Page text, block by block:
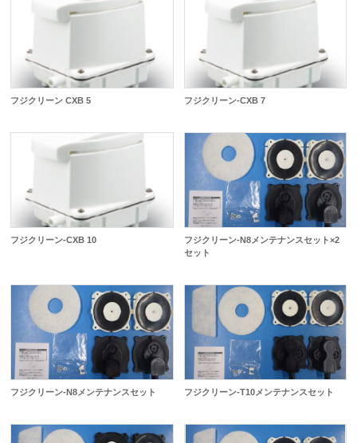
フジクリーン CXB 5 フジクリーン-CXB 7
フジクリーン-CXB 10
フジクリーン-N8メンテナンスセット×2
セット
フジクリーン-N8メンテナンスセット フジクリーン-T10メンテナンスセット